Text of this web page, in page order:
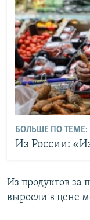
БОЛЬШЕ ПО ТЕМЕ:
Из России:
Из продуктов за
выросли в цене